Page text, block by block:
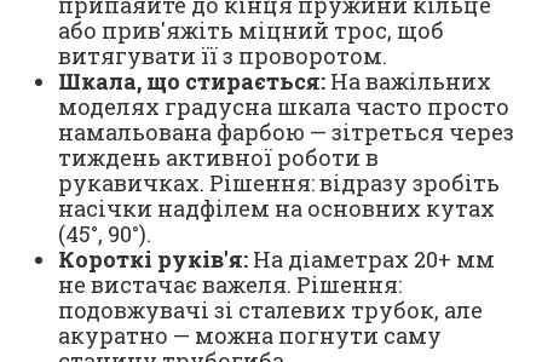
або прив'яжіть міцний трос, щоб
витягувати її з проворотом.
Шкала, що стирається: На важільних
моделях градусна шкала часто просто
намальована фарбою — зітреться через
тиждень активної роботи в
рукавичках. Рішення:відразу зробіть
насічки надфілем на основних кутах
(45°, 90°).
Короткі руків'я: На діаметрах 20+ мм
не вистачає важеля. Рішення:
подовжувачі зі сталевих трубок, але
акуратно — можна погнути саму